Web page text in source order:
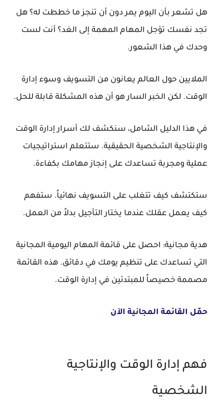
هل تشعر بأن اليوم يمر دون أن تنجز ما خططت له؟ هل
تجد نفسك تؤجل المهام المهمة إلى الغد؟ أنت لست
وحدك في هذا الشعور.
الملايين حول العالم يعانون من التسويف وسوء إدارة
الوقت. لكن الخبر السار هو أن هذه المشكلة قابلة للحل.
في هذا الدليل الشامل، سنكشف لك أسرار إدارة الوقت
والإنتاجية الشخصية الحقيقية. ستتعلم استراتيجيات
عملية ومجربة تساعدك على إنجاز مهامك بكفاءة.
ستكتشف كيف تتغلب على التسويف نهائياً. ستفهم
كيف يعمل عقلك عندما يختار التأجيل بدلاً من العمل.
هدية مجانية: احصل على قائمة المهام اليومية المجانية
التي تساعدك على تنظيم يومك في دقائق. هذه القائمة
مصممة خصيصاً للمبتدئين في إدارة الوقت.
حمّل القائمة المجانية الآن
فهم إدارة الوقت والإنتاجية
الشخصية